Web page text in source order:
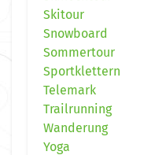
Skitour
Snowboard
Sommertour
Sportklettern
Telemark
Trailrunning
Wanderung
Yoga